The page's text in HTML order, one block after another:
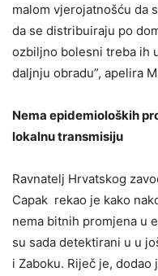
malom vjerojatnošću da
da se distribuiraju po
ozbiljno bolesni treba ih
daljnju obradu”, apelira
Nema epidemioloških
lokalnu transmisiju
Ravnatelj Hrvatskog
Capak rekao je kako
nema bitnih promjena u
su sada detektirani u u
i Zaboku. Riječ je,